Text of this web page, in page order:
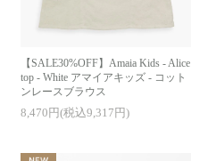
【SALE30%OFF】Amaia Kids - Alice
top - White アマイアキッズ - コット
ンレースブラウス
8,470円(税込9,317円)